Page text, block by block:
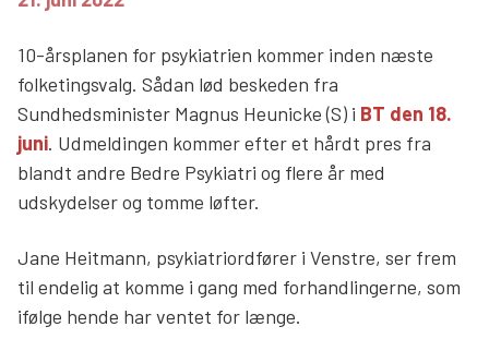
10-årsplanen for psykiatrien kommer inden næste
folketingsvalg. Sådan lød beskeden fra
Sundhedsminister Magnus Heunicke (S) i BT den 18.
juni. Udmeldingen kommer efter et hårdt pres fra
blandt andre Bedre Psykiatri og flere år med
udskydelser og tomme løfter.
Jane Heitmann, psykiatriordfører i Venstre, ser frem
til endelig at komme i gang med forhandlingerne, som
ifølge hende har ventet for længe.